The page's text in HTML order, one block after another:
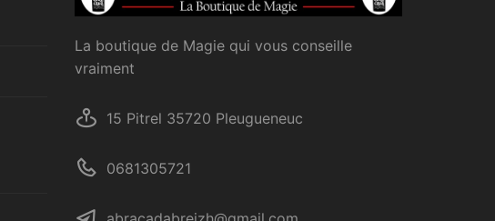
La boutique de Magie qui vous conseille
vraiment
15 Pitrel 35720 Pleugueneuc
0681305721